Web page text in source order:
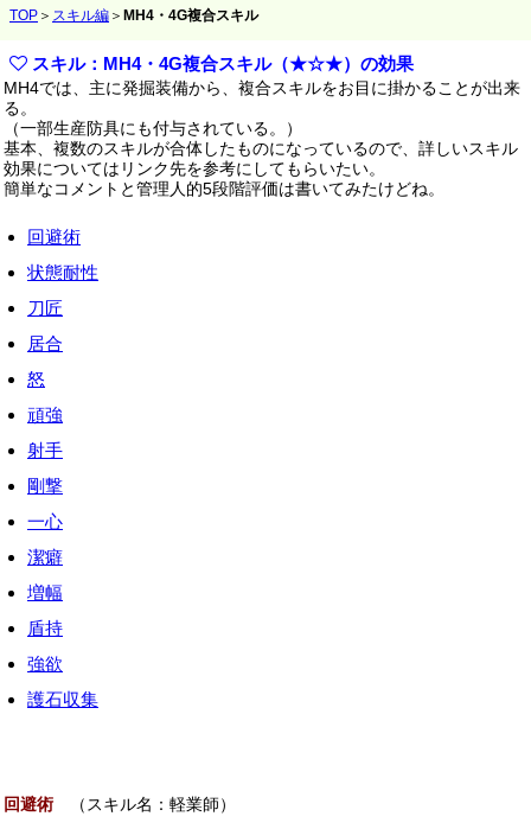
TOP ＞ スキル編 ＞ MH4・4G複合スキル
スキル：MH4・4G複合スキル（★☆★）の効果
MH4では、主に発掘装備から、複合スキルをお目に掛かることが出来
る。
（一部生産防具にも付与されている。）
基本、複数のスキルが合体したものになっているので、詳しいスキル
効果についてはリンク先を参考にしてもらいたい。
簡単なコメントと管理人的5段階評価は書いてみたけどね。
回避術
状態耐性
刀匠
居合
怒
頑強
射手
剛撃
一心
潔癖
増幅
盾持
強欲
護石収集
回避術 （スキル名：軽業師）